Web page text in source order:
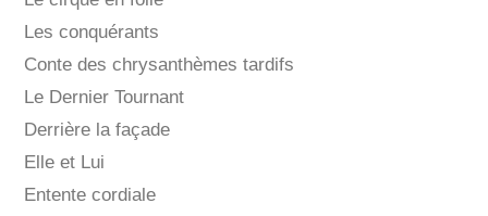
Les conquérants
Conte des chrysanthèmes tardifs
Le Dernier Tournant
Derrière la façade
Elle et Lui
Entente cordiale